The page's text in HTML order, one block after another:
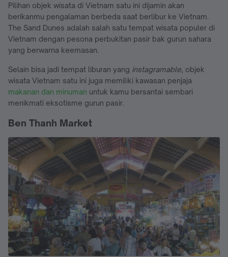
Pilihan objek wisata di Vietnam satu ini dijamin akan
berikanmu pengalaman berbeda saat berlibur ke Vietnam.
The Sand Dunes adalah salah satu tempat wisata populer di
Vietnam dengan pesona perbukitan pasir bak gurun sahara
yang berwarna keemasan.
Selain bisa jadi tempat liburan yang instagramable, objek
wisata Vietnam satu ini juga memiliki kawasan penjaja
makanan dan minuman untuk kamu bersantai sembari
menikmati eksotisme gurun pasir.
Ben Thanh Market